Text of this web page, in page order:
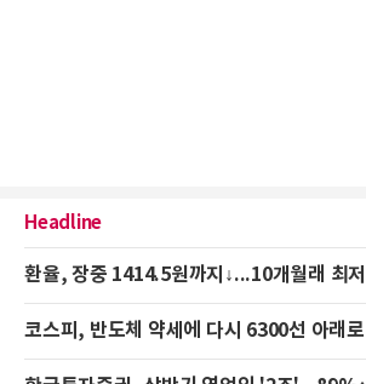
Headline
환율, 장중 1414.5원까지↓...10개월래 최저
코스피, 반도체 약세에 다시 6300선 아래로